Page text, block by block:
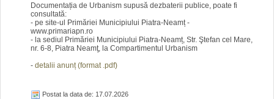
Documentația de Urbanism supusă dezbaterii publice, poate fi
consultată:
- pe site-ul Primăriei Municipiului Piatra-Neamț -
www.primariapn.ro
- la sediul Primăriei Municipiului Piatra-Neamț, Str. Ştefan cel Mare,
nr. 6-8, Piatra Neamţ, la Compartimentul Urbanism
- detalii anunț (format .pdf)
Postat la data de: 17.07.2026